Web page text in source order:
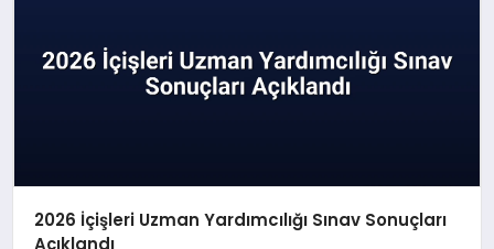
2026 İçişleri Uzman Yardımcılığı Sınav Sonuçları
Açıklandı